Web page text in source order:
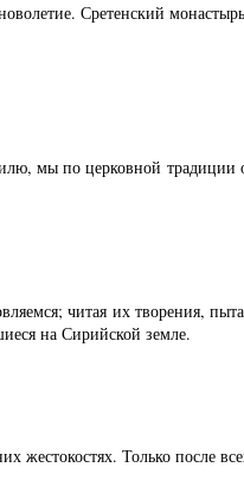
Сретенский
мы по церковной традиции
читая их творения,
на Сирийской земле.
Только после